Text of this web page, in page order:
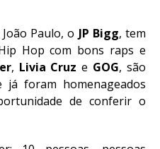
Paulo, o JP Bigg, tem
Hop com bons raps e
, Livia Cruz e GOG, são
já foram homenageados
de conferir o